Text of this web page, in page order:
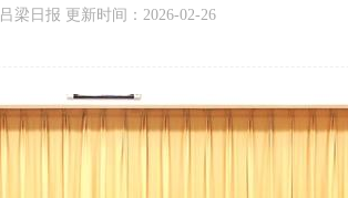
吕梁日报 更新时间： 2026-02-26